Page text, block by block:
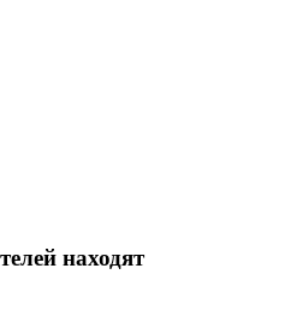
находят